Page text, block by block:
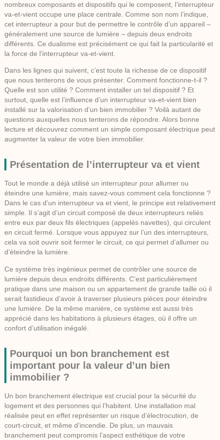
nombreux composants et dispositifs qui le composent, l’interrupteur
va-et-vient occupe une place centrale. Comme son nom l’indique,
cet interrupteur a pour but de permettre le contrôle d’un appareil –
généralement une source de lumière – depuis deux endroits
différents. Ce dualisme est précisément ce qui fait la particularité et
la force de l’interrupteur va-et-vient.
Dans les lignes qui suivent, c’est toute la richesse de ce dispositif
que nous tenterons de vous présenter. Comment fonctionne-t-il ?
Quelle est son utilité ? Comment installer un tel dispositif ? Et
surtout, quelle est l’influence d’un interrupteur va-et-vient bien
installé sur la valorisation d’un bien immobilier ? Voilà autant de
questions auxquelles nous tenterons de répondre. Alors bonne
lecture et découvrez comment un simple composant électrique peut
augmenter la valeur de votre bien immobilier.
Présentation de l’interrupteur va et vient
Tout le monde a déjà utilisé un interrupteur pour allumer ou
éteindre une lumière, mais savez-vous comment cela fonctionne ?
Dans le cas d’un interrupteur va et vient, le principe est relativement
simple. Il s’agit d’un circuit composé de deux interrupteurs reliés
entre eux par deux fils électriques (appelés navettes), qui circulent
en circuit fermé. Lorsque vous appuyez sur l’un des interrupteurs,
cela va soit ouvrir soit fermer le circuit, ce qui permet d’allumer ou
d’éteindre la lumière.
Ce système très ingénieux permet de contrôler une source de
lumière depuis deux endroits différents. C’est particulièrement
pratique dans une maison ou un appartement de grande taille où il
serait fastidieux d’avoir à traverser plusieurs pièces pour éteindre
une lumière. De la même manière, ce système est aussi très
apprécié dans les habitations à plusieurs étages, où il offre un
confort d’utilisation inégalé.
Pourquoi un bon branchement est
important pour la valeur d’un bien
immobilier ?
Un bon branchement électrique est crucial pour la sécurité du
logement et des personnes qui l’habitent. Une installation mal
réalisée peut en effet représenter un risque d’électrocution, de
court-circuit, et même d’incendie. De plus, un mauvais
branchement peut compromis l’aspect esthétique de votre